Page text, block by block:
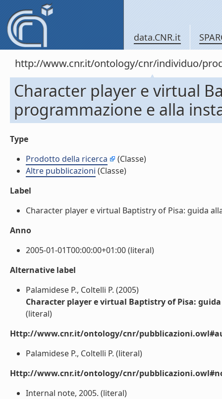
data.CNR.it
http://www.cnr.it/ontology/cnr/individuo/
Character player e virtual
programmazione e alla
Type
Prodotto della ricerca
(Classe)
Altre pubblicazioni (Classe)
Label
Character player e virtual Baptistry of Pisa: guida
Anno
2005-01-01T00:00:00+01:00 (literal)
Alternative label
Palamidese P., Coltelli P. (2005)
Character player e virtual Baptistry of Pisa:
(literal)
Http://www.cnr.it/ontology/cnr/
Palamidese P., Coltelli P. (literal)
Http://www.cnr.it/ontology/cnr/
Internal note, 2005. (literal)